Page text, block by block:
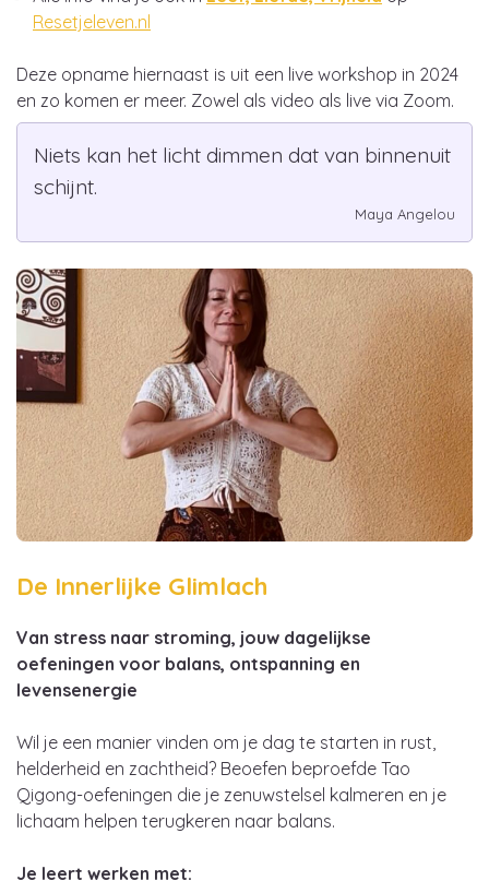
Resetjeleven.nl
Deze opname hiernaast is uit een live workshop in 2024
en zo komen er meer. Zowel als video als live via Zoom.
Niets kan het licht dimmen dat van binnenuit
schijnt.
Maya Angelou
De Innerlijke Glimlach
Van stress naar stroming, jouw dagelijkse
oefeningen voor balans, ontspanning en
levensenergie
Wil je een manier vinden om je dag te starten in rust,
helderheid en zachtheid? Beoefen beproefde Tao
Qigong-oefeningen die je zenuwstelsel kalmeren en je
lichaam helpen terugkeren naar balans.
Je leert werken met: